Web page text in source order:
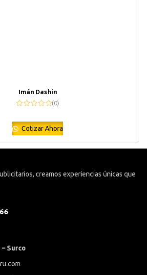
Imán Dashin
(0)
Cotizar Ahora
creamos experiencias únicas que
Surco